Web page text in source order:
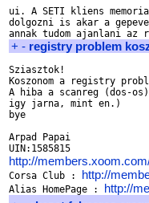
ui. A SETI kliens
dolgozni is akar a
+ - registry problem
Sziasztok!
Koszonom a registry
A hiba a scanreg (dos-
igy jarna, mint en.)
bye
Arpad Papai
http://
Corsa Club : http://
Alias HomePage : http://